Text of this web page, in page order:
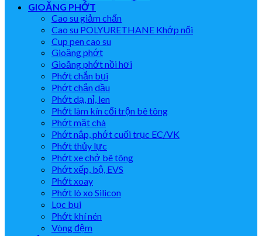
GIOĂNG PHỚT
Cao su giảm chấn
Cao su POLYURETHANE Khớp nối
Cup pen cao su
Gioăng phớt
Gioăng phớt nồi hơi
Phớt chắn bụi
Phớt chắn dầu
Phớt dạ, nỉ, len
Phớt làm kín cối trộn bê tông
Phớt mặt chà
Phớt nắp, phớt cuối trục EC/VK
Phớt thủy lực
Phớt xe chở bê tông
Phớt xếp, bộ, EVS
Phớt xoay
Phớt lò xo Silicon
Lọc bụi
Phớt khí nén
Vòng đệm